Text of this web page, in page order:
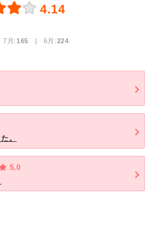
4.14
7月:165 | 6月:224
。
5.0